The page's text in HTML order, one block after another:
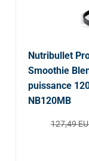
Nutribullet
Smoothie
puissance
NB120MB
127,49